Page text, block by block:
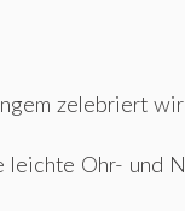
zelebriert
Ohr- und